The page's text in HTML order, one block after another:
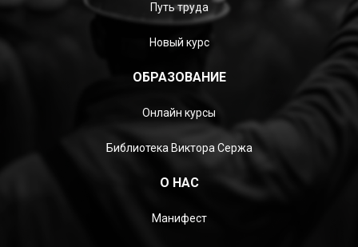
Путь труда
Новый курс
ОБРАЗОВАНИЕ
Онлайн курсы
Библиотека Виктора Сержа
О НАС
Манифест